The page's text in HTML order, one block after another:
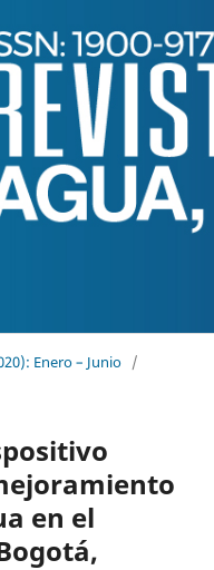
Enero – Junio /
en el